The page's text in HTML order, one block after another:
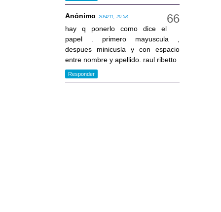
Anónimo 20/4/11, 20:58
hay q ponerlo como dice el
papel . primero mayuscula ,
despues minicusla y con espacio
entre nombre y apellido. raul ribetto
Responder